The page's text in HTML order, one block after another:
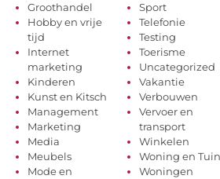
Groothandel
Hobby en vrije
tijd
Internet
marketing
Kinderen
Kunst en Kitsch
Management
Marketing
Media
Meubels
Mode en
Sport
Telefonie
Testing
Toerisme
Uncategorized
Vakantie
Verbouwen
Vervoer en
transport
Winkelen
Woning en Tuin
Woningen